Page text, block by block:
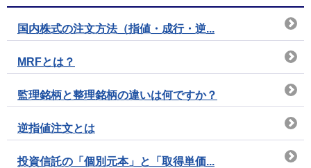
国内株式の注文方法（指値・成行・逆...
MRFとは？
監理銘柄と整理銘柄の違いは何ですか？
逆指値注文とは
投資信託の「個別元本」と「取得単価...